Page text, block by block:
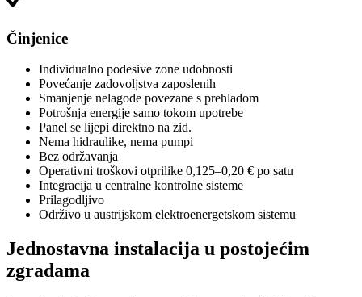
Činjenice
Individualno podesive zone udobnosti
Povećanje zadovoljstva zaposlenih
Smanjenje nelagode povezane s prehladom
Potrošnja energije samo tokom upotrebe
Panel se lijepi direktno na zid.
Nema hidraulike, nema pumpi
Bez održavanja
Operativni troškovi otprilike 0,125–0,20 € po satu
Integracija u centralne kontrolne sisteme
Prilagodljivo
Održivo u austrijskom elektroenergetskom sistemu
Jednostavna instalacija u postojećim
zgradama